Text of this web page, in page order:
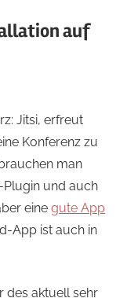
auf
Jitsi, erfreut
Konferenz zu
man
und auch
eine gute App
App ist auch in
des aktuell sehr